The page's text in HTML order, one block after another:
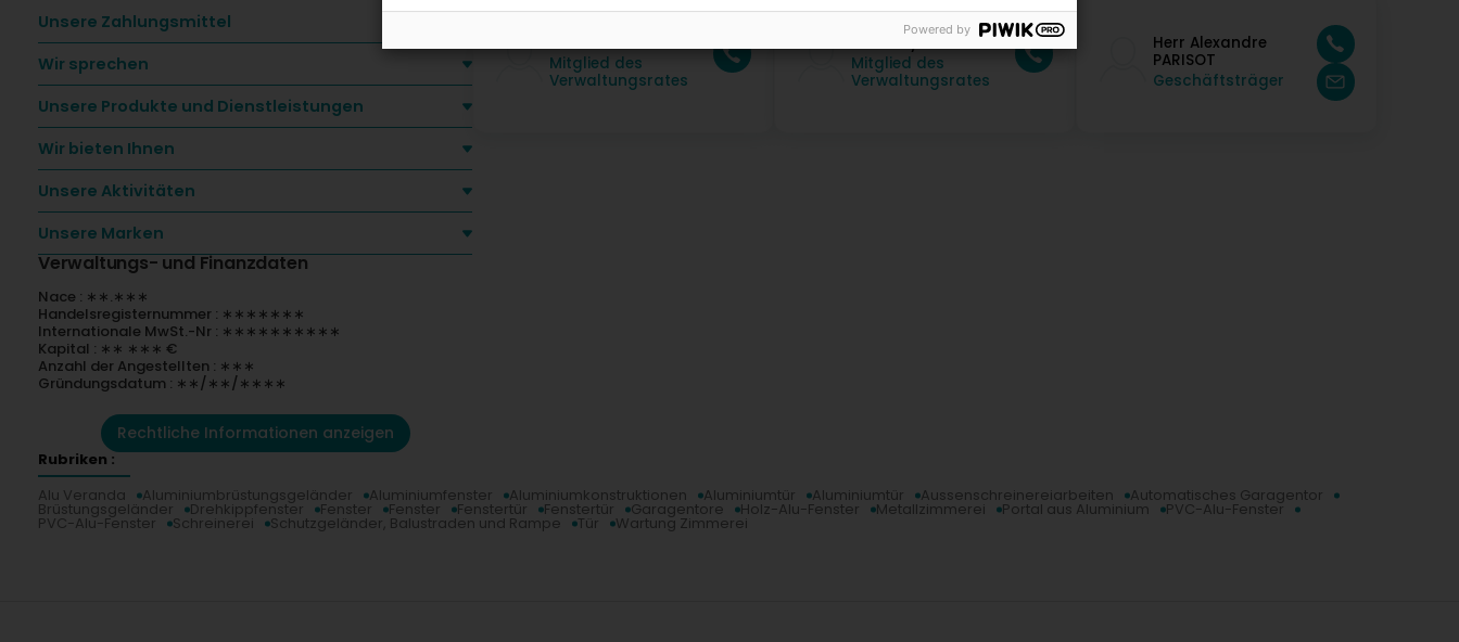
Unsere Zahlungsmittel
Wir sprechen
Unsere Produkte und Dienstleistungen
Wir bieten Ihnen
Unsere Aktivitäten
Unsere Marken
Verwaltungs- und Finanzdaten
Nace : ∗∗.∗∗∗
Handelsregisternummer : ∗∗∗∗∗∗∗
Internationale MwSt.-Nr : ∗∗∗∗∗∗∗∗∗∗
Kapital : ∗∗ ∗∗∗ €
Anzahl der Angestellten : ∗∗∗
Gründungsdatum : ∗∗/∗∗/∗∗∗∗
Rechtliche Informationen anzeigen
Mitglied des
Verwaltungsrates
Mitglied des
Verwaltungsrates
Herr Alexandre
PARISOT
Geschäftsträger
Rubriken :
Alu Veranda
Aluminiumbrüstungsgeländer Aluminiumfenster Aluminiumkonstruktionen Aluminiumtür Aluminiumtür Aussenschreinereiarbeiten Automatisches Garagentor
Brüstungsgeländer Drehkippfenster Fenster Fenster Fenstertür Fenstertür Garagentore Holz-Alu-Fenster Metallzimmerei Portal aus Aluminium PVC-Alu-Fenster
PVC-Alu-Fenster Schreinerei Schutzgeländer, Balustraden und Rampe Tür Wartung Zimmerei
Powered by